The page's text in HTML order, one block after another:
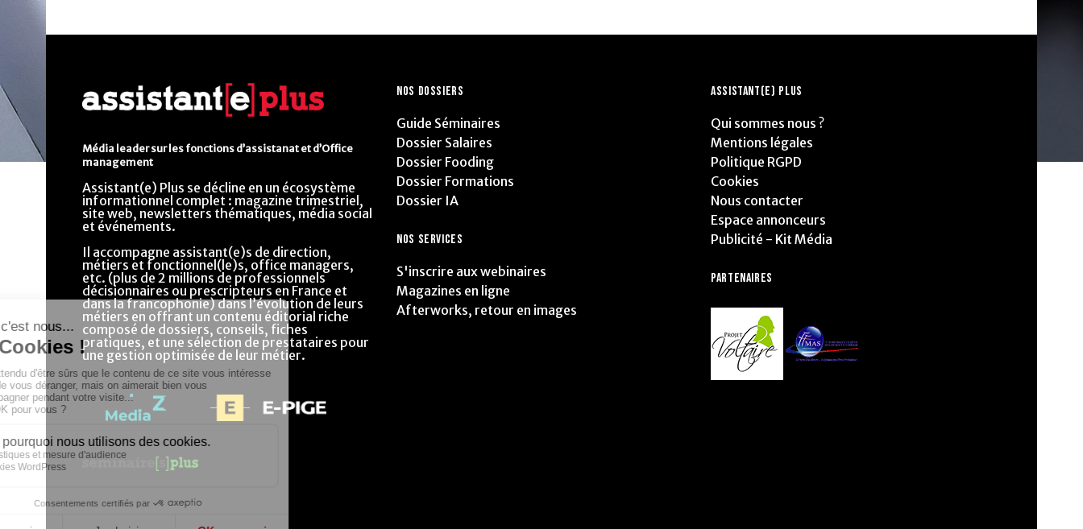
Média leader sur les fonctions d’assistanat et d’Office
management
Assistant(e) Plus se décline en un écosystème
informationnel complet : magazine trimestriel,
site web, newsletters thématiques, média social
et événements.
Il accompagne assistant(e)s de direction,
métiers et fonctionnel(le)s, office managers,
etc. (plus de 2 millions de professionnels
décisionnaires ou prescripteurs en France et
dans la francophonie) dans l’évolution de leurs
métiers en offrant un contenu éditorial riche
composé de dossiers, conseils, fiches
pratiques, et une sélection de prestataires pour
une gestion optimisée de leur métier.
NOS DOSSIERS
Guide Séminaires
Dossier Salaires
Dossier Fooding
Dossier Formations
Dossier IA
NOS SERVICES
S'inscrire aux webinaires
Magazines en ligne
Afterworks, retour en images
ASSISTANT(E) PLUS
Qui sommes nous ?
Mentions légales
Politique RGPD
Cookies
Nous contacter
Espace annonceurs
Publicité - Kit Média
PARTENAIRES